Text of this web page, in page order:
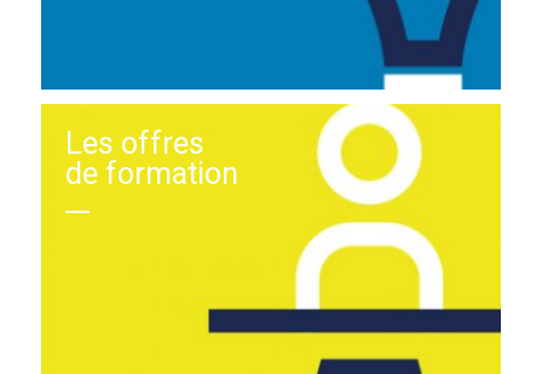
Les offres
de formation